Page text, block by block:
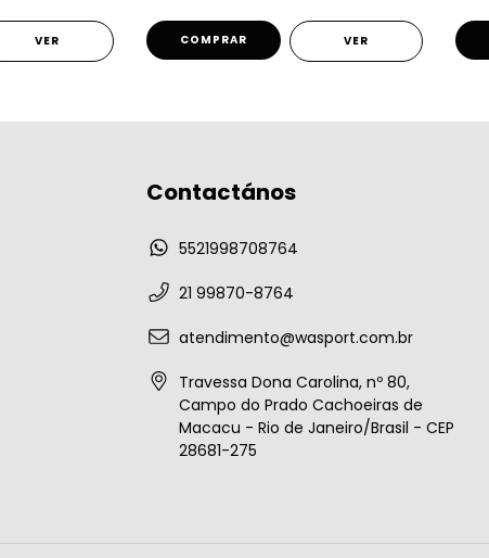
VER COMPRAR VER
Contactános
5521998708764
21 99870-8764
atendimento@wasport.com.br
Travessa Dona Carolina, nº 80,
Campo do Prado Cachoeiras de
Macacu - Rio de Janeiro/Brasil - CEP
28681-275